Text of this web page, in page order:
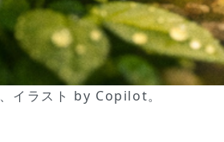
、イラスト by Copilot。